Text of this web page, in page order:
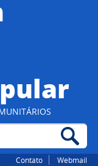
Contato Webmail